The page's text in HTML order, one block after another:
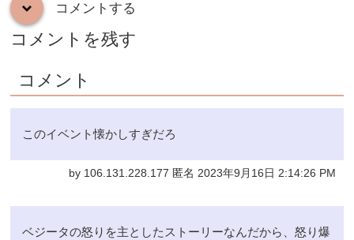
down コメントする
コメントを残す
コメント
このイベント懐かしすぎだろ
by 106.131.228.177 匿名 2023年9月16日 2:14:26 PM
ベジータの怒りを主としたストーリーなんだから、怒り爆